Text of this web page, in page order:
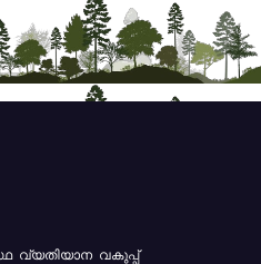
വ്യതിയാന വകുപ്പ്